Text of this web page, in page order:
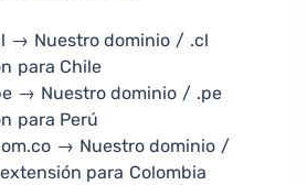
→ Nuestro dominio / .cl
para Chile
→ Nuestro dominio / .pe
para Perú
→ Nuestro dominio /
para Colombia